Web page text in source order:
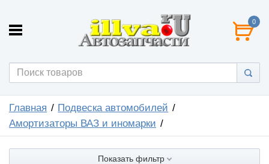
0
Главная
Подвеска автомобилей
Амортизаторы ВАЗ и иномарки
Показать фильтр